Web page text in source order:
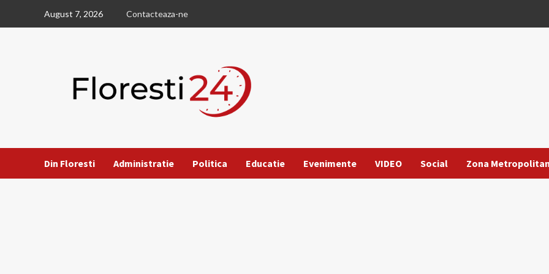
August 7, 2026 Contacteaza-ne
Din Floresti Administratie Politica Educatie Evenimente VIDEO Social Zona